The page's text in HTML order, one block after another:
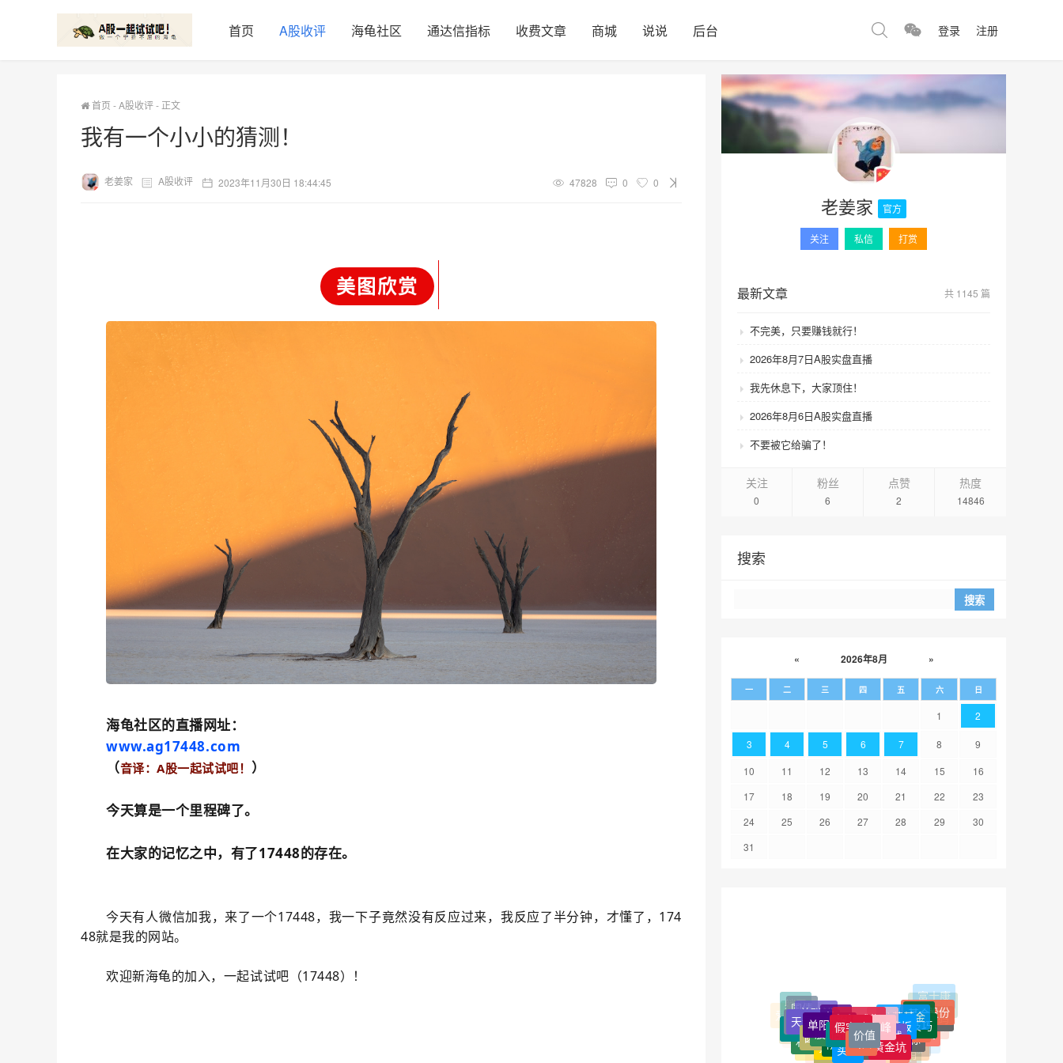
首页 A股收评 海龟社区 通达信指标 收费文章 商城 说说 后台 登录 注册
首页 -A股收评- 正文
我有一个小小的猜测！
老姜家 A股收评 2023年11月30日 18:44:45 47828 0 0
美图欣赏
海龟社区的直播网址：
www.ag17448.com
（音译：A股一起试试吧！ ）
今天算是一个里程碑了。
在大家的记忆之中，有了17448的存在。
今天有人微信加我，来了一个17448，我一下子竟然没有反应过来，我反应了半分钟，才懂了，174
48就是我的网站。
欢迎新海龟的加入，一起试试吧（17448）！
老姜家 官方
关注 私信 打赏
最新文章 共 1145 篇
不完美，只要赚钱就行！
2026年8月7日A股实盘直播
我先休息下，大家顶住！
2026年8月6日A股实盘直播
不要被它给骗了！
关注
0
粉丝
6
点赞
2
热度
14846
搜索
« 2026年8月 »
一 二 三 四 五 六 日
1 2
3 4 5 6 7 8
9
10
11 12 13 14 15
16
17
18 19 20 21 22
23
24
25 26 27 28 29
30
31
一带一路
出口
阴天量
买点林园
黄金坑
赚钱
时间线
价值
估值
股价
圆弧底
投资
KDJmacd融券
指标
庄家
实战技巧
天量不破
底背离
东方雨虹
和顺石油
哈尔斯回马枪天量
指哪打哪
吊颈线
君逸数码
丰华股份
躺平
贬值
中泰证券
中概基金
头肩底W型底上海沪工
阳包阴
下跌5浪
核心K线
爱博医疗
麦捷科技
硕贝德
日久光电锦鸡股份佛山照明
和元生物
贝泰妮
联建光电
顶背离
逃顶鳄鱼嘴
老虎口
姜氏变盘时间